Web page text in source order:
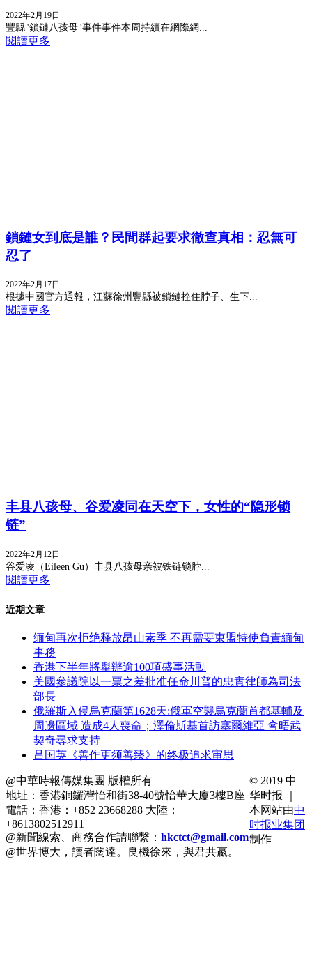
2022年2月19日
豐縣"鎖鏈八孩母"事件事件本周持續在網際網...
閱讀更多
鎖鏈女到底是誰？民間群起要求徹查真相：忍無可
忍了
2022年2月17日
根據中國官方通報，江蘇徐州豐縣被鎖鏈拴住脖子、生下...
閱讀更多
丰县八孩母、谷爱凌同在天空下，女性的“隐形锁
链”
2022年2月12日
谷爱凌（Eileen Gu）丰县八孩母亲被铁链锁脖...
閱讀更多
近期文章
缅甸再次拒绝释放昂山素季 不再需要東盟特使負責緬甸
事務
香港下半年將舉辦逾100項盛事活動
美國參議院以一票之差批准任命川普的忠實律師為司法
部長
俄羅斯入侵烏克蘭第1628天:俄軍空襲烏克蘭首都基輔及
周邊區域 造成4人喪命；澤倫斯基首訪塞爾維亞 會晤武
契奇尋求支持
吕国英《善作更须善臻》的终极追求审思
@中華時報傳媒集團 版權所有
地址：香港銅鑼灣怡和街38-40號怡華大廈3樓B座
電話：香港：+852 23668288 大陸：
+8613802512911
@新聞線索、商務合作請聯繫： hkctct@gmail.com
@世界博大，讀者闊達。良機徐來，與君共嬴。
© 2019 中
华时报 ｜
本网站由中
时报业集团
制作